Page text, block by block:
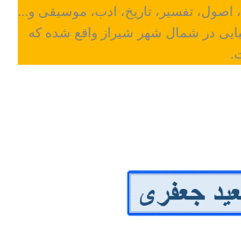
اصول، تفسیر، تاریخ، ادب، موسیقی و…
در شمال شهر شیراز واقع شده که